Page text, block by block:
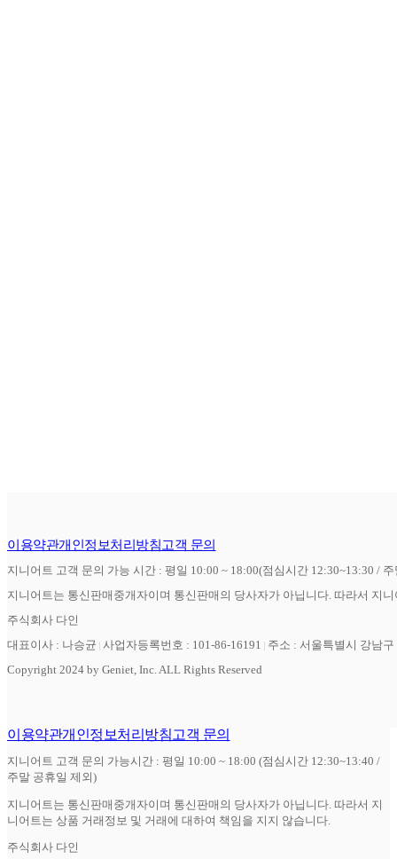
이용약관개인정보처리방침고객 문의
지니어트 고객 문의 가능 시간 : 평일 10:00 ~ 18:00(점심시간 12:30~13:30 /
지니어트는 통신판매중개자이며 통신판매의 당사자가 아닙니다. 따라서 지
주식회사 다인
대표이사 : 나승균 사업자등록번호 : 101-86-16191
주소 : 서울특별시 강남
Copyright 2024 by Geniet, Inc. ALL Rights Reserved
이용약관개인정보처리방침고객 문의
지니어트 고객 문의 가능시간 : 평일 10:00 ~ 18:00 (점심시간 12:30~13:40 /
주말 공휴일 제외)
지니어트는 통신판매중개자이며 통신판매의 당사자가 아닙니다. 따라서 지
니어트는 상품 거래정보 및 거래에 대하여 책임을 지지 않습니다.
주식회사 다인